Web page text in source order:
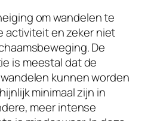
om wandelen te
activiteit en zeker niet
De
is meestal dat de
kunnen worden
minimaal zijn in
meer intense